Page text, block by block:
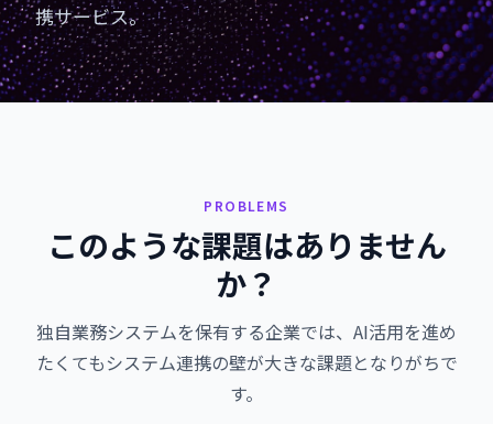
携サービス。
PROBLEMS
このような課題はありません
か？
独自業務システムを保有する企業では、AI活用を進め
たくてもシステム連携の壁が大きな課題となりがちで
す。